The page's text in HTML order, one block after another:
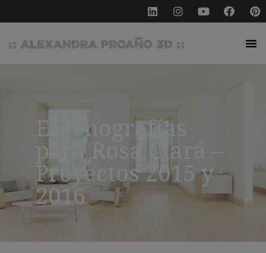
Escenografías
para Rosa Clará –
Proyectos 2015 y
2016